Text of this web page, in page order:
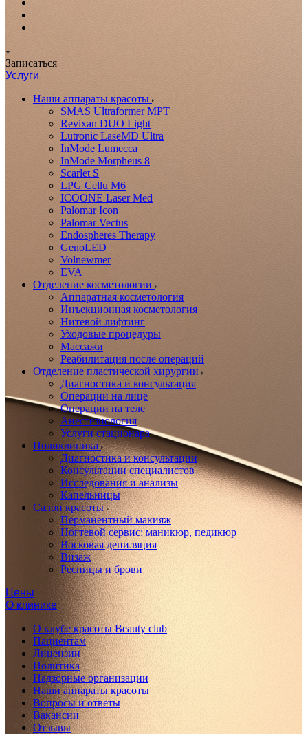
Записаться
Услуги
Наши аппараты красоты
SMAS Ultraformer MPT
Revixan DUO Light
Lutronic LaseMD Ultra
InMode Lumecca
InMode Morpheus 8
Scarlet S
LPG Cellu M6
ICOONE Laser Med
Palomar Icon
Palomar Vectus
Endospheres Therapy
GenoLED
Volnewmer
EVA
Отделение косметологии
Аппаратная косметология
Инъекционная косметология
Нитевой лифтинг
Уходовые процедуры
Массажи
Реабилитация после операций
Отделение пластической хирургии
Диагностика и консультация
Операции на лице
Операции на теле
Анестезиология
Услуги стационара
Поликлиника
Диагностика и консультации
Консультации специалистов
Исследования и анализы
Капельницы
Салон красоты
Перманентный макияж
Ногтевой сервис: маникюр, педикюр
Восковая депиляция
Визаж
Ресницы и брови
Цены
О клинике
О клубе красоты Beauty club
Пациентам
Лицензии
Политика
Надзорные организации
Наши аппараты красоты
Вопросы и ответы
Вакансии
Отзывы